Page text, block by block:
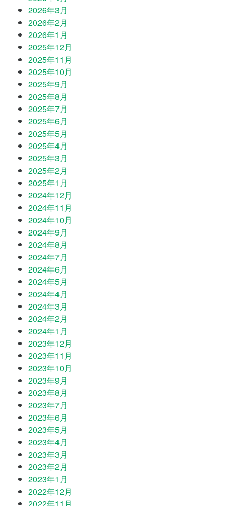
2026年3月
2026年2月
2026年1月
2025年12月
2025年11月
2025年10月
2025年9月
2025年8月
2025年7月
2025年6月
2025年5月
2025年4月
2025年3月
2025年2月
2025年1月
2024年12月
2024年11月
2024年10月
2024年9月
2024年8月
2024年7月
2024年6月
2024年5月
2024年4月
2024年3月
2024年2月
2024年1月
2023年12月
2023年11月
2023年10月
2023年9月
2023年8月
2023年7月
2023年6月
2023年5月
2023年4月
2023年3月
2023年2月
2023年1月
2022年12月
2022年11月